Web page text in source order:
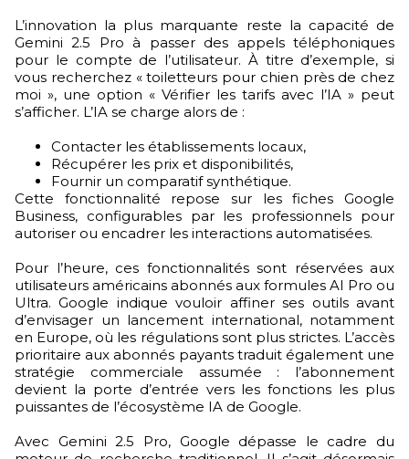
L’innovation la plus marquante reste la capacité de
Gemini 2.5 Pro à passer des appels téléphoniques
pour le compte de l’utilisateur. À titre d’exemple, si
vous recherchez « toiletteurs pour chien près de chez
moi », une option « Vérifier les tarifs avec l’IA » peut
s’afficher. L’IA se charge alors de :
Contacter les établissements locaux,
Récupérer les prix et disponibilités,
Fournir un comparatif synthétique.
Cette fonctionnalité repose sur les fiches Google
Business, configurables par les professionnels pour
autoriser ou encadrer les interactions automatisées.
Pour l’heure, ces fonctionnalités sont réservées aux
utilisateurs américains abonnés aux formules AI Pro ou
Ultra. Google indique vouloir affiner ses outils avant
d’envisager un lancement international, notamment
en Europe, où les régulations sont plus strictes. L’accès
prioritaire aux abonnés payants traduit également une
stratégie commerciale assumée : l’abonnement
devient la porte d’entrée vers les fonctions les plus
puissantes de l’écosystème IA de Google.
Avec Gemini 2.5 Pro, Google dépasse le cadre du